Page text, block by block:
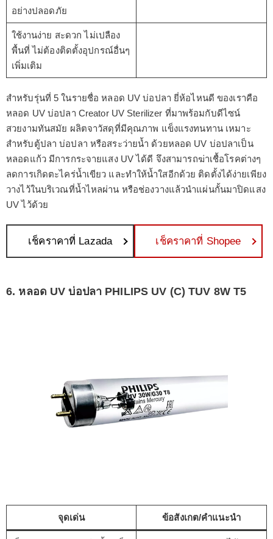
อย่างปลอดภัย
ใช้งานง่าย สะดวก ไม่เปลือง
พื้นที่ ไม่ต้องติดตั้งอุปกรณ์อื่นๆ
เพิ่มเติม
สำหรับรุ่นที่ 5 ในรายชื่อ หลอด UV บ่อปลา ยี่ห้อไหนดี ของเราคือ
หลอด UV บ่อปลา Creator UV Sterilizer ที่มาพร้อมกับดีไซน์
สวยงามทันสมัย ผลิตจาวัสดุที่มีคุณภาพ แข็งแรงทนทาน เหมาะ
สำหรับตู้ปลา บ่อปลา หรือสระว่ายน้ำ ด้วยหลอด UV บ่อปลาเป็น
หลอดแก้ว มีการกระจายแสง UV ได้ดี จึงสามารถฆ่าเชื้อโรคต่างๆ
ลดการเกิดตะไคร่น้ำเขียว และทำให้น้ำใสอีกด้วย ติดตั้งได้ง่ายเพียง
วางไว้ในบริเวณที่น้ำไหลผ่าน หรือช่องวางแล้วนำแผ่นกั้นมาปิดแสง
UV ไว้ด้วย
เช็คราคาที่ Lazada เช็คราคาที่ Shopee
6. หลอด UV บ่อปลา PHILIPS UV (C) TUV 8W T5
จุดเด่น ข้อสังเกต/คำแนะนำ